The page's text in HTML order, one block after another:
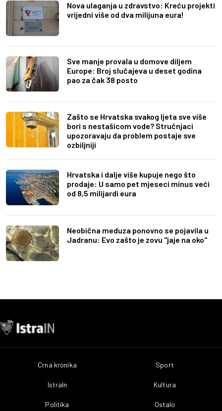
Nova ulaganja u zdravstvo: Kreću projekti
vrijedni više od dva milijuna eura!
Sve manje provala u domove diljem
Europe: Broj slučajeva u deset godina
pao za čak 38 posto
Zašto se Hrvatska svakog ljeta sve više
bori s nestašicom vode? Stručnjaci
upozoravaju da problem postaje sve
ozbiljniji
Hrvatska i dalje više kupuje nego što
prodaje: U samo pet mjeseci minus veći
od 8,5 milijardi eura
Neobična meduza ponovno se pojavila u
Jadranu: Evo zašto je zovu "jaje na oko"
Crna kronika
IstraIn
Politika
Sport
Kultura
Ostalo